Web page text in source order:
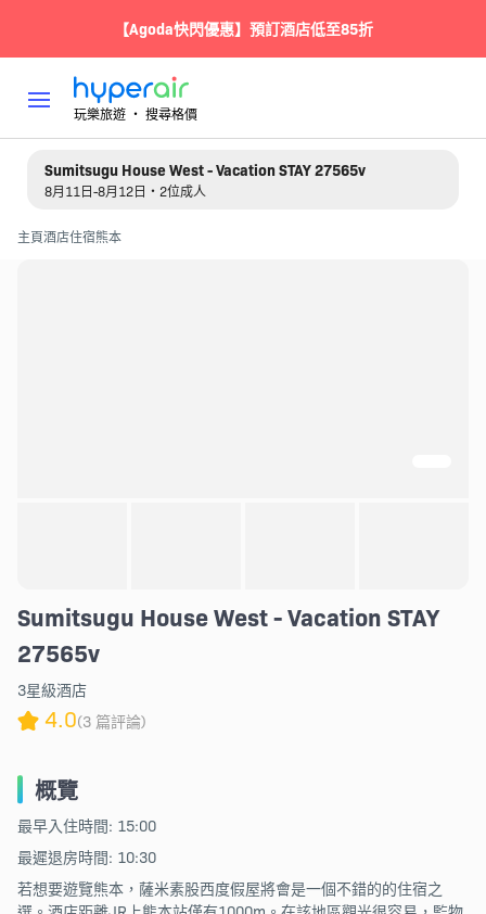
【Agoda快閃優惠】預訂酒店低至85折
玩樂旅遊 ‧ 搜尋格價
Sumitsugu House West - Vacation STAY 27565v
8月11日-8月12日・2位成人
主頁酒店住宿熊本
Sumitsugu House West - Vacation STAY
27565v
3星級酒店
4.0(3 篇評論)
概覽
最早入住時間: 15:00
最遲退房時間: 10:30
若想要遊覽熊本，薩米素股西度假屋將會是一個不錯的的住宿之